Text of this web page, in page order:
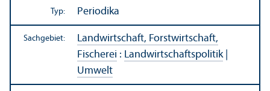
Typ: Periodika
Sachgebiet:
Landwirtschaft, Forstwirtschaft,
Fischerei : Landwirtschafts­politik|
Umwelt